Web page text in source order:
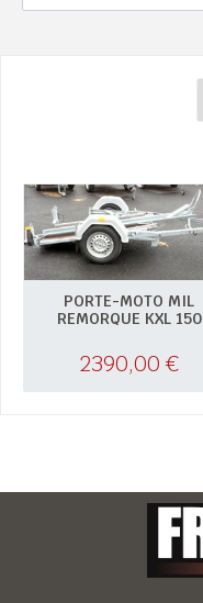
PORTE-MOTO MIL
REMORQUE KXL 150
2390,00 €